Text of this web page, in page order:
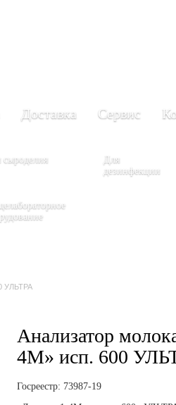
Доставка Сервис
сыроделия
Для
дезинфекции
УЛЬТРА
Анализатор
4M» исп. 600
Госреестр: 73987-19